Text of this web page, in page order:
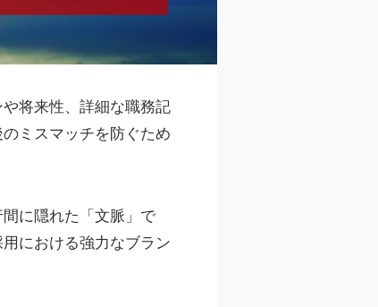
将来性、詳細な職務記
ミスマッチを防ぐため
に隠れた「文脈」で
における強力なブラン